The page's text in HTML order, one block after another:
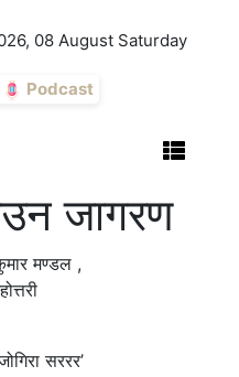
08 August Saturday
Podcast
जागरण
मण्डल ,
सररर’